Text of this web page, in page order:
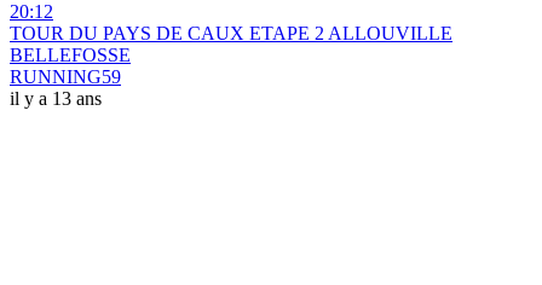
20:12
TOUR DU PAYS DE CAUX ETAPE 2 ALLOUVILLE
BELLEFOSSE
RUNNING59
il y a 13 ans